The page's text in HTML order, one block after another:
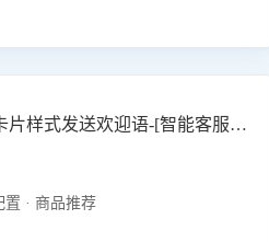
京东-卡片样式发送欢迎语-[智能客服机器人]
· 商品推荐